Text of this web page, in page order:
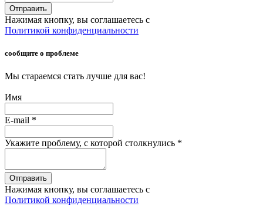
Отправить
Нажимая кнопку, вы соглашаетесь с
Политикой конфиденциальности
сообщите о проблеме
Мы стараемся стать лучше для вас!
Имя
E-mail *
Укажите проблему, с которой столкнулись *
Отправить
Нажимая кнопку, вы соглашаетесь с
Политикой конфиденциальности